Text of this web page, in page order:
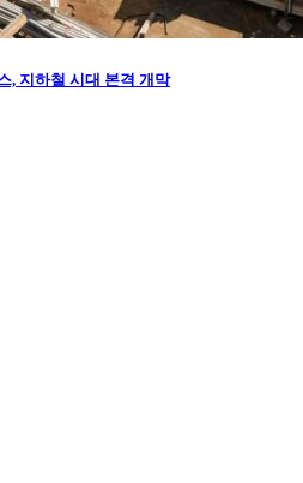
, 지하철 시대 본격 개막